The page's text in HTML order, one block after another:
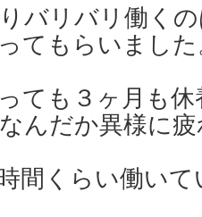
バリバリ働く
てもらいまし
ても３ヶ月も
んだか異様に
間くらい働い